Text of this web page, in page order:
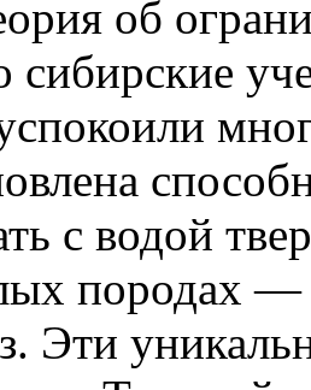
об
с водой
породах —
Эти